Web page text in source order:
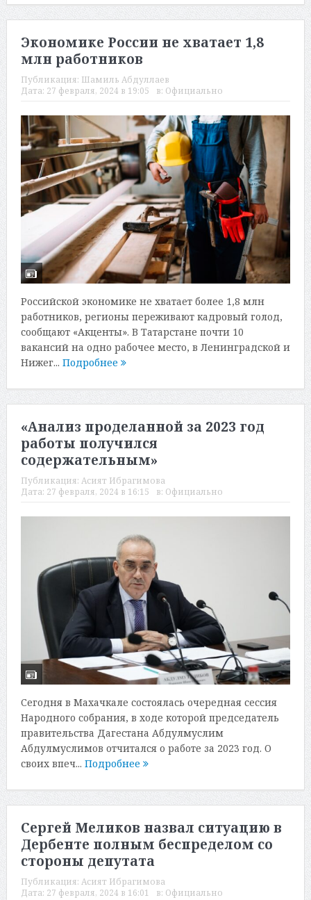
Экономике России не хватает 1,8
млн работников
Публикация: Шамиль Абдуллаев
Дата: 27 февраля, 2024 в 19:05 в: Официально
Российской экономике не хватает более 1,8 млн
работников, регионы переживают кадровый голод,
сообщают «Акценты». В Татарстане почти 10
вакансий на одно рабочее место, в Ленинградской и
Нижег... Подробнее
«Анализ проделанной за 2023 год
работы получился
содержательным»
Публикация: Асият Ибрагимова
Дата: 27 февраля, 2024 в 16:15 в: Официально
Сегодня в Махачкале состоялась очередная сессия
Народного собрания, в ходе которой председатель
правительства Дагестана Абдулмуслим
Абдулмуслимов отчитался о работе за 2023 год. О
своих впеч... Подробнее
Сергей Меликов назвал ситуацию в
Дербенте полным беспределом со
стороны депутата
Публикация: Асият Ибрагимова
Дата: 27 февраля, 2024 в 16:01 в: Официально